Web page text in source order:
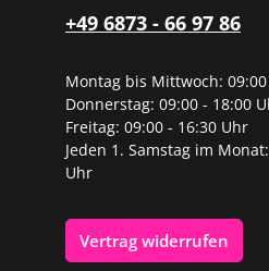
+49 6873 - 66 97 86
Montag bis Mittwoch:
Donnerstag: 09:00 - 18:00
Freitag: 09:00 - 16:30 Uhr
Jeden 1. Samstag im
Uhr
Vertrag widerrufen